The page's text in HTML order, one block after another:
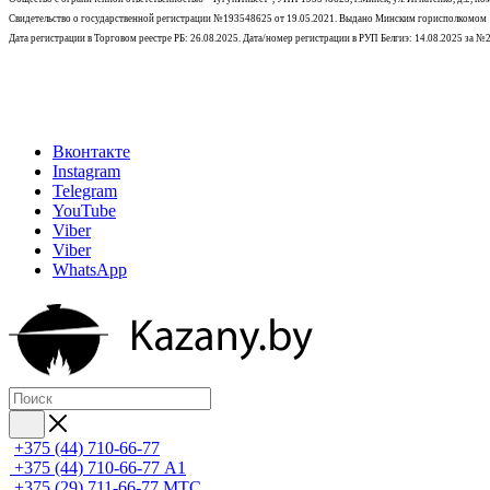
Свидетельство о государственной регистрации №193548625 от 19.05.2021. Выдано Минским горисполкомом
Дата регистрации в Торговом реестре РБ: 26.08.2025. Дата/номер регистрации в РУП Белгиэ: 14.08.2025 за
Вконтакте
Instagram
Telegram
YouTube
Viber
Viber
WhatsApp
+375 (44) 710-66-77
+375 (44) 710-66-77 А1